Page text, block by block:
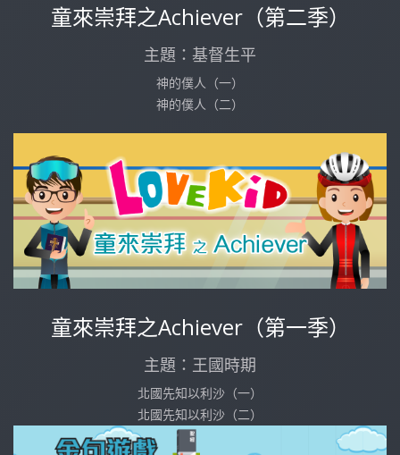
童來崇拜之Achiever（第二季）
主題：基督生平
神的僕人（一）
神的僕人（二）
童來崇拜之Achiever（第一季）
主題：王國時期
北國先知以利沙（一）
北國先知以利沙（二）